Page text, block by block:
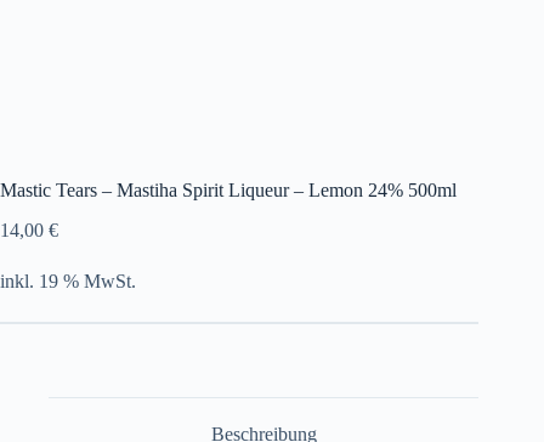
Mastic Tears – Mastiha Spirit Liqueur – Lemon 24% 500ml
14,00 €
inkl. 19 % MwSt.
Beschreibung